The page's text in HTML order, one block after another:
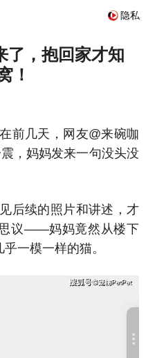
隐私
了，抱回家才知
！
前几天，网友@来碗咖
，妈妈发来一句没头没
后续的照片和讲述，才
思议——妈妈竟然从楼下
一模一样的猫。